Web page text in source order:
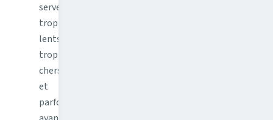
serveurs
trop
lents,
trop
chers,
et
parfois